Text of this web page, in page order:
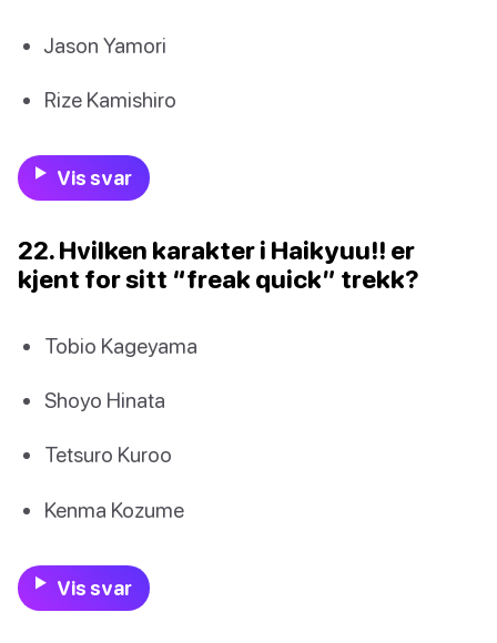
Jason Yamori
Rize Kamishiro
Vis svar
22. Hvilken karakter i Haikyuu!! er
kjent for sitt “freak quick” trekk?
Tobio Kageyama
Shoyo Hinata
Tetsuro Kuroo
Kenma Kozume
Vis svar